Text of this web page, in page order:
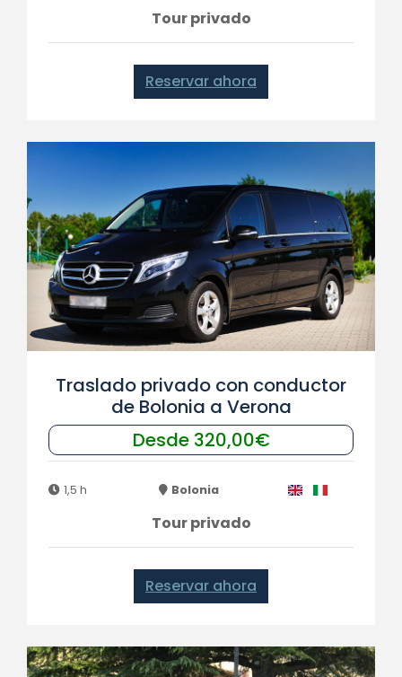
Tour privado
Reservar ahora
Traslado privado con conductor
de Bolonia a Verona
Desde 320,00€
1,5 h Bolonia
Tour privado
Reservar ahora